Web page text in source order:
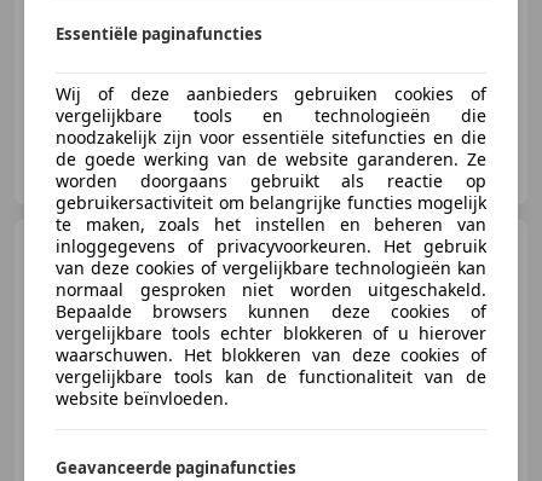
11/2006 269.681 km
't Bergse Autohuis
NL-4624 BL BERGEN OP ZOOM
Ford Focus
1.6 16V Trend
Airco Cruise Lmv Trekhaak
€ 1.990
Essentiële paginafuncties
Wij of deze aanbieders gebruiken cookies of
vergelijkbare tools en technologieën die
noodzakelijk zijn voor essentiële sitefuncties en die
de goede werking van de website garanderen. Ze
worden doorgaans gebruikt als reactie op
gebruikersactiviteit om belangrijke functies mogelijk
te maken, zoals het instellen en beheren van
inloggegevens of privacyvoorkeuren. Het gebruik
van deze cookies of vergelijkbare technologieën kan
normaal gesproken niet worden uitgeschakeld.
Bepaalde browsers kunnen deze cookies of
vergelijkbare tools echter blokkeren of u hierover
waarschuwen. Het blokkeren van deze cookies of
vergelijkbare tools kan de functionaliteit van de
website beïnvloeden.
Geavanceerde paginafuncties